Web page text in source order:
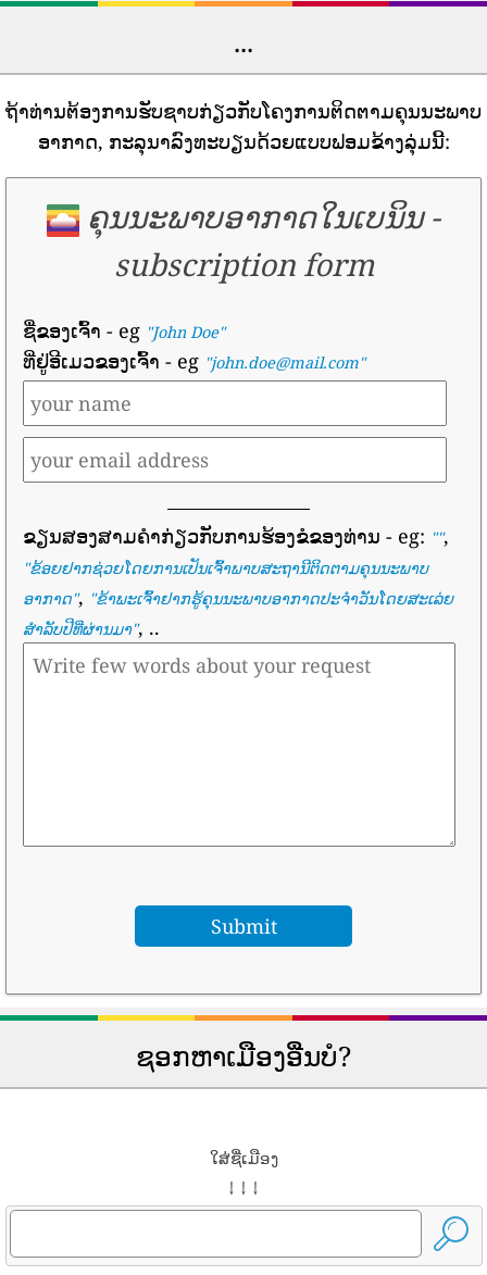
...
ຖ້າທ່ານຕ້ອງການຮັບຊາບກ່ຽວກັບໂຄງການຕິດຕາມຄຸນນະພາບ
ອາກາດ, ກະລຸນາລົງທະບຽນດ້ວຍແບບຟອມຂ້າງລຸ່ມນີ້:
ຄຸນນະພາບອາກາດໃນເບນິນ-
subscription form
ຊື່ຂອງເຈົ້າ - eg "John Doe"
ທີ່ຢູ່ອີເມວຂອງເຈົ້າ - eg "john.doe@mail.com"
ຂຽນສອງສາມຄໍາກ່ຽວກັບການຮ້ອງຂໍຂອງທ່ານ - eg: "",
"ຂ້ອຍຢາກຊ່ວຍໂດຍການເປັນເຈົ້າພາບສະຖານີຕິດຕາມຄຸນນະພາບ
ອາກາດ", "ຂ້າພະເຈົ້າຢາກຮູ້ຄຸນນະພາບອາກາດປະຈໍາວັນໂດຍສະເລ່ຍ
ສໍາລັບປີທີ່ຜ່ານມາ", ..
ຊອກຫາເມືອງອື່ນບໍ?
ໃສ່ຊື່ເມືອງ
↓ ↓ ↓